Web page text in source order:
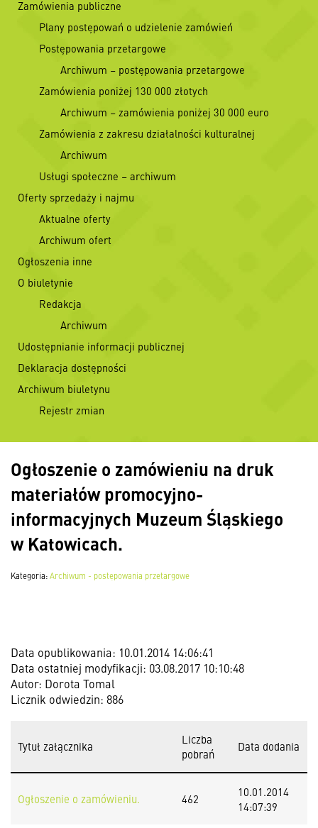
Zamówienia publiczne
Plany postępowań o udzielenie zamówień
Postępowania przetargowe
Archiwum – postępowania przetargowe
Zamówienia poniżej 130 000 złotych
Archiwum – zamówienia poniżej 30 000 euro
Zamówienia z zakresu działalności kulturalnej
Archiwum
Usługi społeczne – archiwum
Oferty sprzedaży i najmu
Aktualne oferty
Archiwum ofert
Ogłoszenia inne
O biuletynie
Redakcja
Archiwum
Udostępnianie informacji publicznej
Deklaracja dostępności
Archiwum biuletynu
Rejestr zmian
Ogłoszenie o zamówieniu na druk
materiałów promocyjno-
informacyjnych Muzeum Śląskiego
w Katowicach.
Kategoria:Archiwum - postępowania przetargowe
Data opublikowania: 10.01.2014 14:06:41
Data ostatniej modyfikacji: 03.08.2017 10:10:48
Autor: Dorota Tomal
Licznik odwiedzin: 886
Tytuł załącznika
Liczba
pobrań
Data dodania
Ogłoszenie o zamówieniu. 462
10.01.2014
14:07:39